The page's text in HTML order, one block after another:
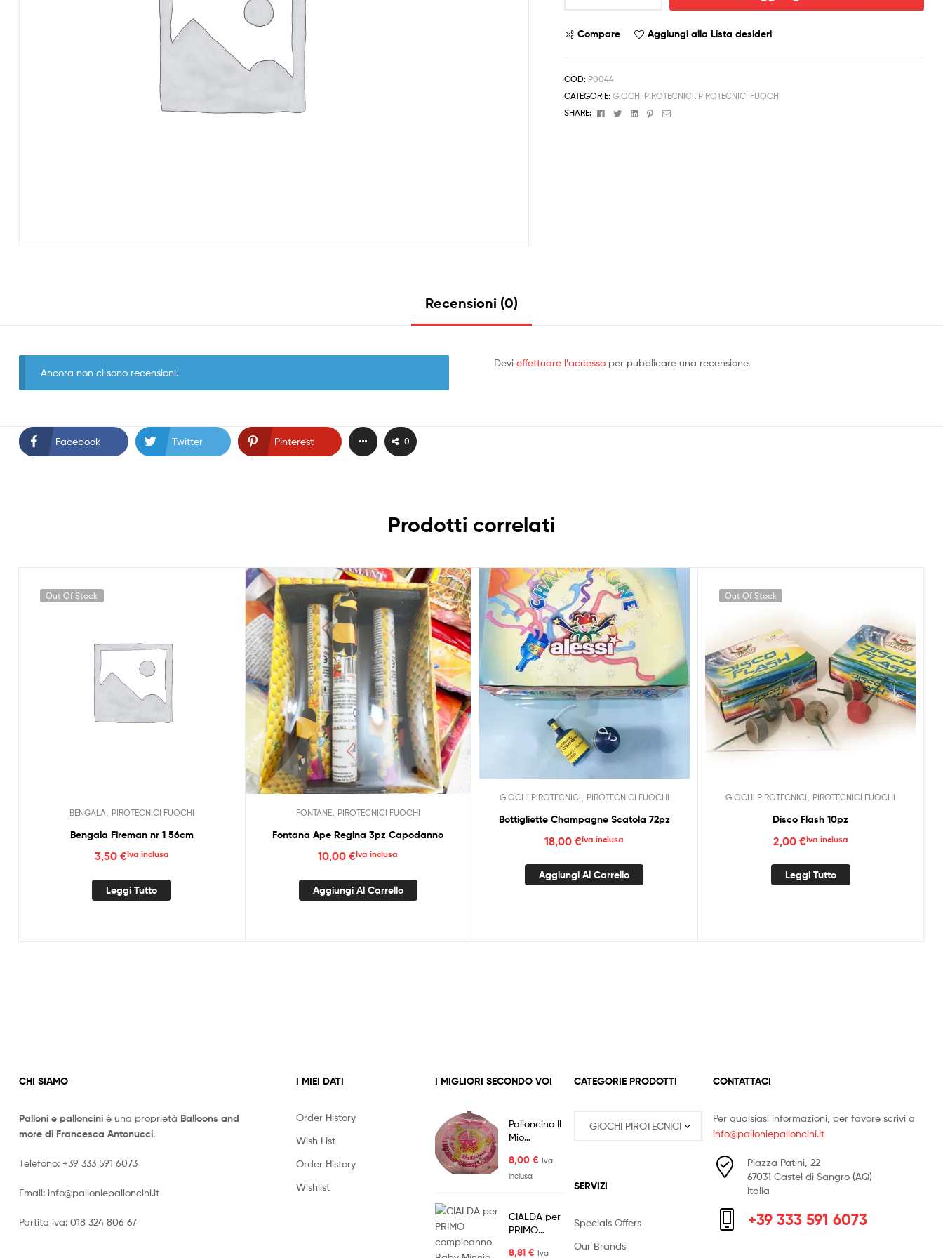
1gr Compare Aggiungi alla Lista desideri
COD: P0044
CATEGORIE:GIOCHI PIROTECNICI PIROTECNICI FUOCHI
SHARE:
FacebookTwitterLinkedinPinterest
Email
Recensioni (0)
Ancora non ci sono recensioni.
Devi effettuare l’accessoper pubblicare una recensione.
Facebook Twitter Pinterest 0
Prodotti correlati
Out Of Stock
BENGALA PIROTECNICI FUOCHI
Bengala Fireman nr 1 56cm
3,50 €Iva inclusa
Leggi Tutto
FONTANE, PIROTECNICI FUOCHI
Fontana Ape Regina 3pz Capodanno
10,00€Iva inclusa
Aggiungi Al Carrello
GIOCHI PIROTECNICI PIROTECNICI FUOCHI
Bottigliette Champagne Scatola 72pz
18,00€Iva inclusa
Aggiungi Al Carrello
Out Of Stock
GIOCHI PIROTECNICI PIROTECNICI FUOCHI
Disco Flash 10pz
2,00 €Iva inclusa
Leggi Tutto
CHI SIAMO
Palloni e palloncini è una proprietà Balloons and
more di Francesca Antonucci.
Telefono: +39 333 591 6073
Email: info@palloniepalloncini.it
Partita iva: 018 324 806 67
I MIEI DATI
Order History
Wish List
Order History
Wishlist
I MIGLIORI SECONDO VOI
Palloncino Il
Mio
Carrozzina
rosa
8,00€
Iva
inclusa
CIALDA per
PRIMO
8,81€ Iva
CATEGORIE PRODOTTI
SERVIZI
Speciais Offers
Our Brands
CONTATTACI
Per qualsiasi informazioni, per favore scrivi a
info@palloniepalloncini.it
Piazza Patini, 22
67031 Castel di Sangro (AQ)
Italia
+39 333 591 6073